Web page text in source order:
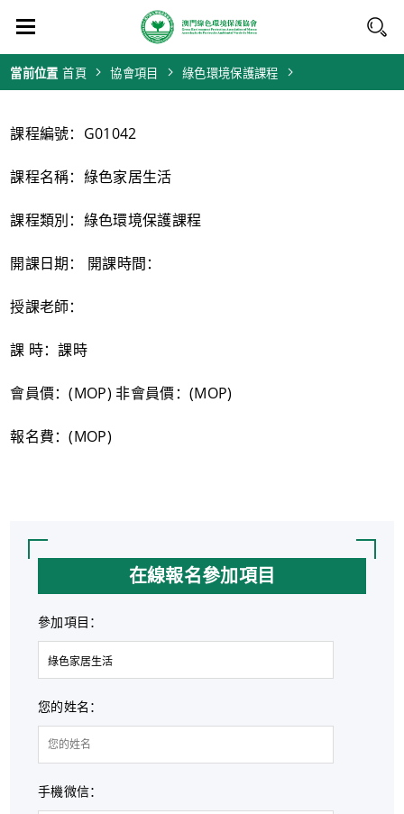
當前位置 首頁 協會項目 綠色環境保護課程
課程編號：G01042
課程名稱：綠色家居生活
課程類別：綠色環境保護課程
開課日期： 開課時間：
授課老師：
課 時：課時
會員價：(MOP) 非會員價：(MOP)
報名費：(MOP)
在線報名參加項目
參加項目：
您的姓名：
手機微信：